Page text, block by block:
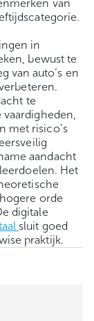
van
in
bewust te
van auto’s en
te
met risico’s
aandacht
Het
orde
digitale
sluit goed
praktijk.